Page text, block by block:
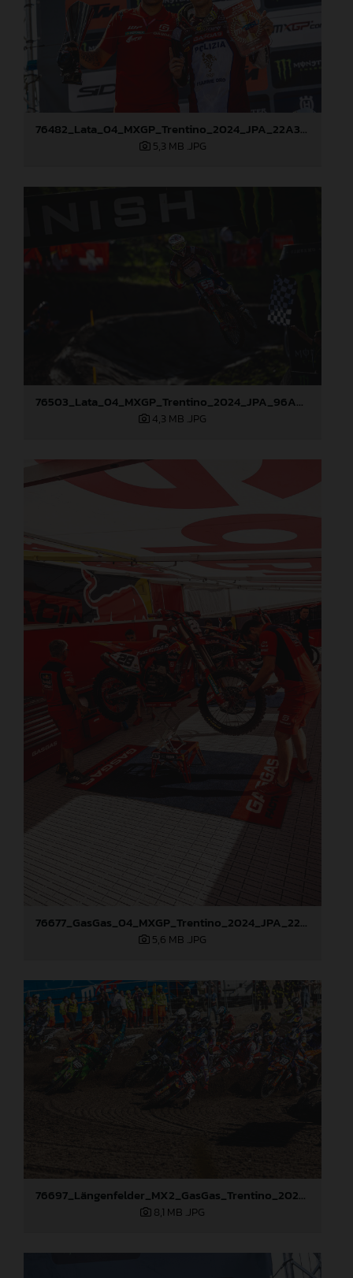
76482_Lata_04_MXGP_Trentino_2024_JPA_22A3219
5,3 MB .JPG
76503_Lata_04_MXGP_Trentino_2024_JPA_96A6774
4,3 MB .JPG
76677_GasGas_04_MXGP_Trentino_2024_JPA_22A2415
5,6 MB .JPG
76697_Längenfelder_MX2_GasGas_Trentino_2024_22A6040
8,1 MB .JPG